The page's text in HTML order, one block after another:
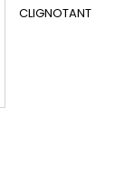
CLIGNOTANT